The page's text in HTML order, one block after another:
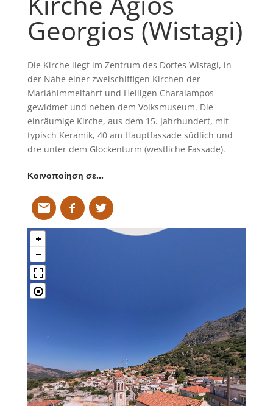
Georgios (Wistagi)
Die Kirche liegt im Zentrum des Dorfes Wistagi, in
der Nähe einer zweischiffigen Kirchen der
Mariähimmelfahrt und Heiligen Charalampos
gewidmet und neben dem Volksmuseum. Die
einräumige Kirche, aus dem 15. Jahrhundert, mit
typisch Keramik, 40 am Hauptfassade südlich und
dre unter dem Glockenturm (westliche Fassade).
Κοινοποίηση σε…